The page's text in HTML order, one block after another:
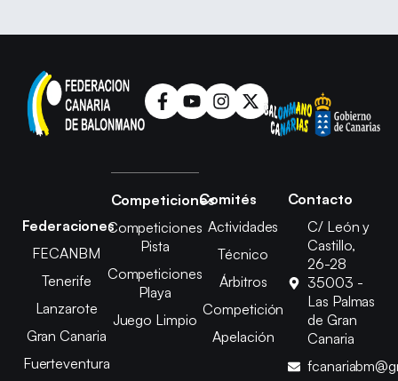
Federaciones
FECANBM
Tenerife
Lanzarote
Gran Canaria
Fuerteventura
Competiciones
Competiciones
Pista
Competiciones
Playa
Juego Limpio
Comités
Actividades
Técnico
Árbitros
Competición
Apelación
Contacto
C/ León y
Castillo,
26-28
35003 -
Las Palmas
de Gran
Canaria